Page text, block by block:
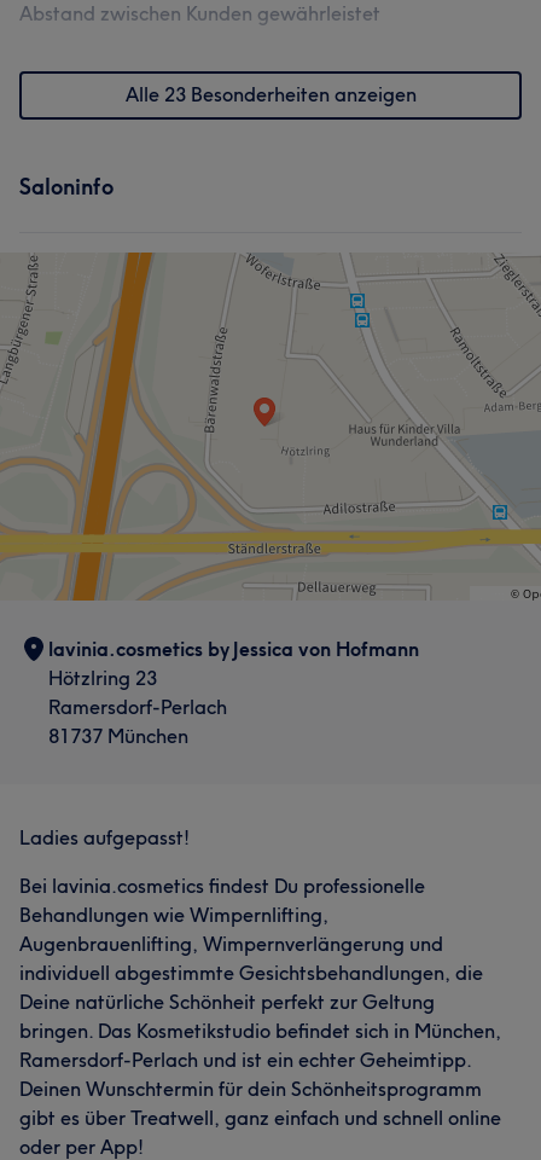
Abstand zwischen Kunden gewährleistet
Alle 23 Besonderheiten anzeigen
Saloninfo
lavinia.cosmetics by Jessica von Hofmann
Hötzlring 23
Ramersdorf-Perlach
81737 München
Ladies aufgepasst!
Bei lavinia.cosmetics findest Du professionelle
Behandlungen wie Wimpernlifting,
Augenbrauenlifting, Wimpernverlängerung und
individuell abgestimmte Gesichtsbehandlungen, die
Deine natürliche Schönheit perfekt zur Geltung
bringen. Das Kosmetikstudio befindet sich in München,
Ramersdorf-Perlach und ist ein echter Geheimtipp.
Deinen Wunschtermin für dein Schönheitsprogramm
gibt es über Treatwell, ganz einfach und schnell online
oder per App!